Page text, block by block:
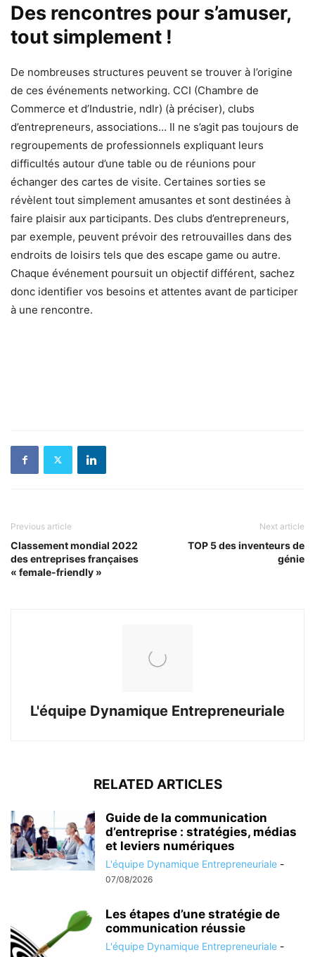
Des rencontres pour s’amuser,
tout simplement !
De nombreuses structures peuvent se trouver à l’origine
de ces événements networking. CCI (Chambre de
Commerce et d’Industrie, ndlr) (à préciser), clubs
d’entrepreneurs, associations… Il ne s’agit pas toujours de
regroupements de professionnels expliquant leurs
difficultés autour d’une table ou de réunions pour
échanger des cartes de visite. Certaines sorties se
révèlent tout simplement amusantes et sont destinées à
faire plaisir aux participants. Des clubs d’entrepreneurs,
par exemple, peuvent prévoir des retrouvailles dans des
endroits de loisirs tels que des escape game ou autre.
Chaque événement poursuit un objectif différent, sachez
donc identifier vos besoins et attentes avant de participer
à une rencontre.
Previous article
Classement mondial 2022
des entreprises françaises
« female-friendly »
Next article
TOP 5 des inventeurs de
génie
L'équipe Dynamique Entrepreneuriale
RELATED ARTICLES
Guide de la communication
d’entreprise : stratégies, médias
et leviers numériques
L'équipe Dynamique Entrepreneuriale -
07/08/2026
Les étapes d’une stratégie de
communication réussie
L'équipe Dynamique Entrepreneuriale -